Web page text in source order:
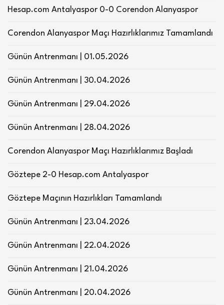
Hesap.com Antalyaspor 0-0 Corendon Alanyaspor
Corendon Alanyaspor Maçı Hazırlıklarımız Tamamlandı
Günün Antrenmanı | 01.05.2026
Günün Antrenmanı | 30.04.2026
Günün Antrenmanı | 29.04.2026
Günün Antrenmanı | 28.04.2026
Corendon Alanyaspor Maçı Hazırlıklarımız Başladı
Göztepe 2-0 Hesap.com Antalyaspor
Göztepe Maçının Hazırlıkları Tamamlandı
Günün Antrenmanı | 23.04.2026
Günün Antrenmanı | 22.04.2026
Günün Antrenmanı | 21.04.2026
Günün Antrenmanı | 20.04.2026